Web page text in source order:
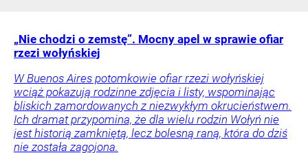
„Nie chodzi o zemstę”. Mocny apel w sprawie ofiar
rzezi wołyńskiej
W Buenos Aires potomkowie ofiar rzezi wołyńskiej
wciąż pokazują rodzinne zdjęcia i listy, wspominając
bliskich zamordowanych z niezwykłym okrucieństwem.
Ich dramat przypomina, że dla wielu rodzin Wołyń nie
jest historią zamkniętą, lecz bolesną raną, która do dziś
nie została zagojona.